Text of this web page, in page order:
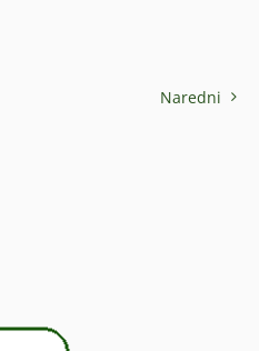
Naredni